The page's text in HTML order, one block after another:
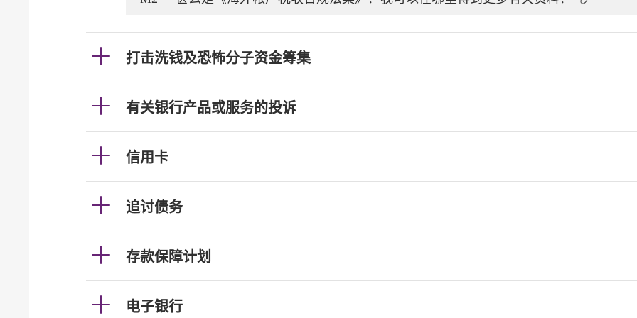
打击洗钱及恐怖分子资金筹集
有关银行产品或服务的投诉
信用卡
追讨债务
存款保障计划
电子银行